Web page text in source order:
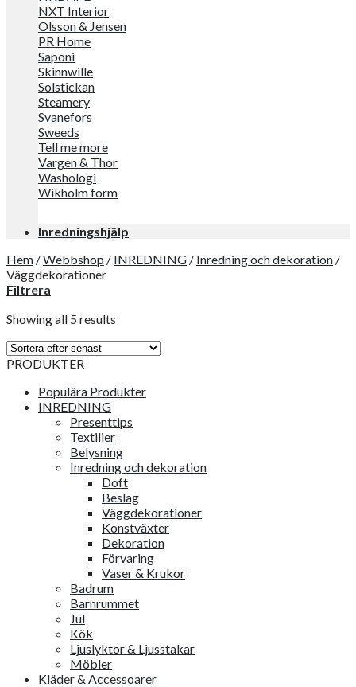
NXT Interior
Olsson & Jensen
PR Home
Saponi
Skinnwille
Solstickan
Steamery
Svanefors
Sweeds
Tell me more
Vargen & Thor
Washologi
Wikholm form
Inredningshjälp
Hem /Webbshop / INREDNING / Inredning och dekoration /
Väggdekorationer
Filtrera
Showing all 5 results
PRODUKTER
Populära Produkter
INREDNING
Presenttips
Textilier
Belysning
Inredning och dekoration
Doft
Beslag
Väggdekorationer
Konstväxter
Dekoration
Förvaring
Vaser & Krukor
Badrum
Barnrummet
Jul
Kök
Ljuslyktor & Ljusstakar
Möbler
Kläder & Accessoarer